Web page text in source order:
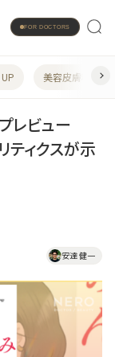
FOR DOCTORS
美容皮膚科
レビュー
ティクスが示
安達 健一